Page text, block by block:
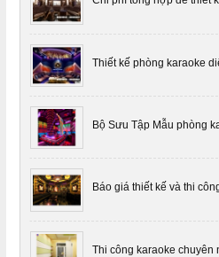
Thiết kế phòng karaoke
Bộ Sưu Tập Mẫu phòng
Báo giá thiết kế và thi
Thi công karaoke chuyên